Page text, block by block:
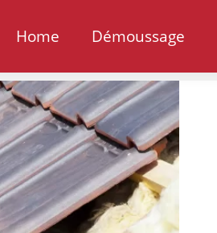
Home Démoussage